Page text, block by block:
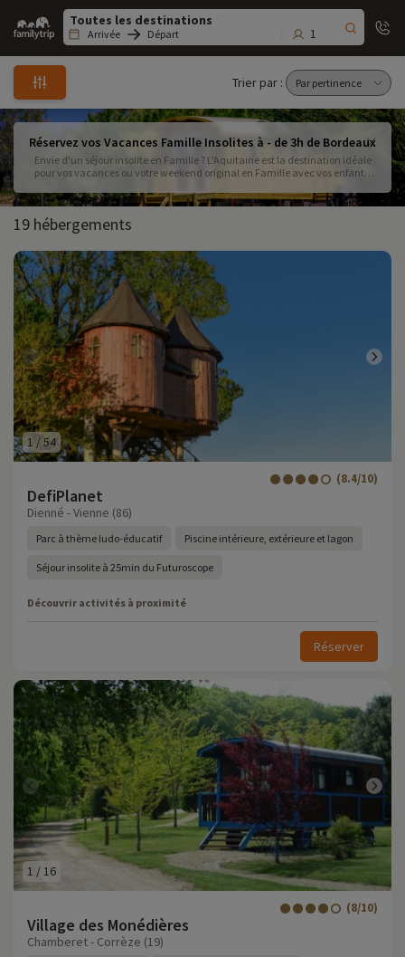
Family
trip
Arrivée Départ 1
Trier par :
Réservez vos Vacances Famille Insolites à - de 3h de Bordeaux
Envie d'un séjour insolite en Famille ? L'Aquitaine est la destination idéale
pour vos vacances ou votre weekend original en Famille avec vos enfants.
l'accueil des familles à proximité de Bordeaux
19 hébergements
1 /54
DefiPlanet
(8.4/10)
Dienné - Vienne (86)
Parc à thème ludo-éducatif Piscine intérieure, extérieure et lagon
Séjour insolite à 25min du Futuroscope
Découvrir activités à proximité
Réserver
1 / 16
Village des Monédières
(8/10)
Chamberet - Corrèze (19)